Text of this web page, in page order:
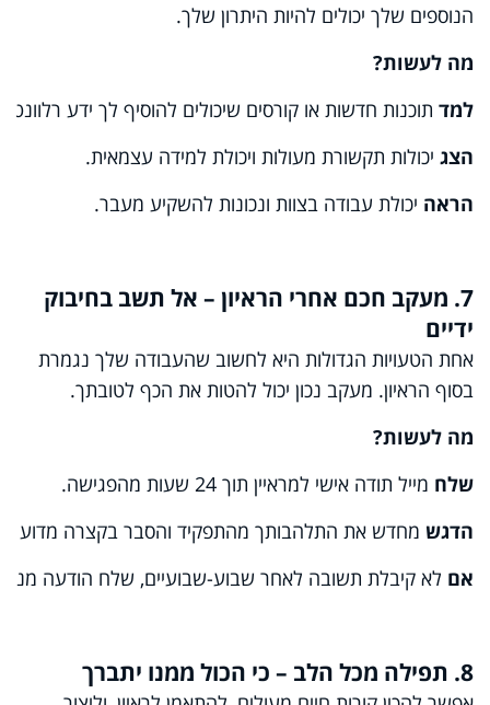
הנוספים שלך יכולים להיות היתרון שלך.
מה לעשות?
למד תוכנות חדשות או קורסים שיכולים להוסיף לך ידע רלוונטי.
הצג יכולות תקשורת מעולות ויכולת למידה עצמאית.
הראה יכולת עבודה בצוות ונכונות להשקיע מעבר.
7. מעקב חכם אחרי הראיון – אל תשב בחיבוק
ידיים
אחת הטעויות הגדולות היא לחשוב שהעבודה שלך נגמרת
בסוף הראיון. מעקב נכון יכול להטות את הכף לטובתך.
מה לעשות?
שלח מייל תודה אישי למראיין תוך 24 שעות מהפגישה.
הדגש מחדש את התלהבותך מהתפקיד והסבר בקצרה מדוע
אם לא קיבלת תשובה לאחר שבוע-שבועיים, שלח הודעה
8. תפילה מכל הלב – כי הכול ממנו יתברך